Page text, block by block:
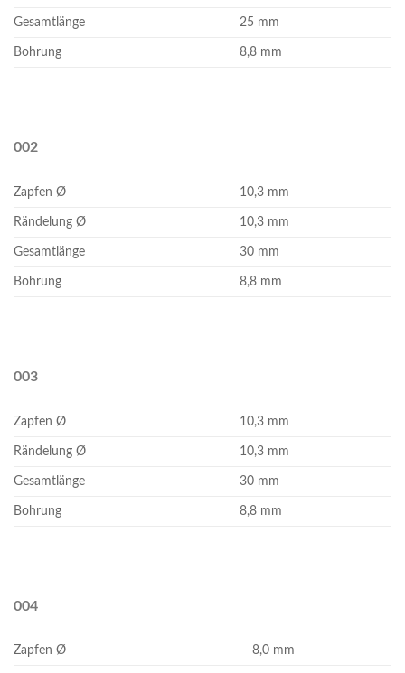
Gesamtlänge 25 mm
Bohrung 8,8 mm
002
Zapfen Ø 10,3 mm
Rändelung Ø 10,3 mm
Gesamtlänge 30 mm
Bohrung 8,8 mm
003
Zapfen Ø 10,3 mm
Rändelung Ø 10,3 mm
Gesamtlänge 30 mm
Bohrung 8,8 mm
004
Zapfen Ø 8,0 mm